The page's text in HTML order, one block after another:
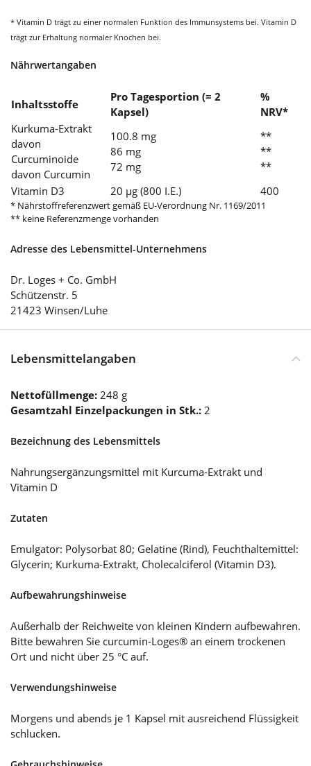
* Vitamin D trägt zu einer normalen Funktion des Immunsystems bei. Vitamin D
trägt zur Erhaltung normaler Knochen bei.
Nährwertangaben
Inhaltsstoffe
Pro Tagesportion (= 2
Kapsel)
%
NRV*
Kurkuma-Extrakt
davon
Curcuminoide
davon Curcumin
100.8 mg
86 mg
72 mg
**
**
**
Vitamin D3
20 µg (800 I.E.) 400
* Nährstoffreferenzwert gemäß EU-Verordnung Nr. 1169/2011
** keine Referenzmenge vorhanden
Adresse des Lebensmittel-Unternehmens
Dr. Loges + Co. GmbH
Schützenstr. 5
21423 Winsen/Luhe
Lebensmittelangaben
Nettofüllmenge: 248 g
Gesamtzahl Einzelpackungen in Stk.: 2
Bezeichnung des Lebensmittels
Nahrungsergänzungsmittel mit Kurcuma-Extrakt und
Vitamin D
Zutaten
Emulgator: Polysorbat 80; Gelatine (Rind), Feuchthaltemittel:
Glycerin; Kurkuma-Extrakt, Cholecalciferol (Vitamin D3).
Aufbewahrungshinweise
Außerhalb der Reichweite von kleinen Kindern aufbewahren.
Bitte bewahren Sie curcumin-Loges® an einem trockenen
Ort und nicht über 25 °C auf.
Verwendungshinweise
Morgens und abends je 1 Kapsel mit ausreichend Flüssigkeit
schlucken.